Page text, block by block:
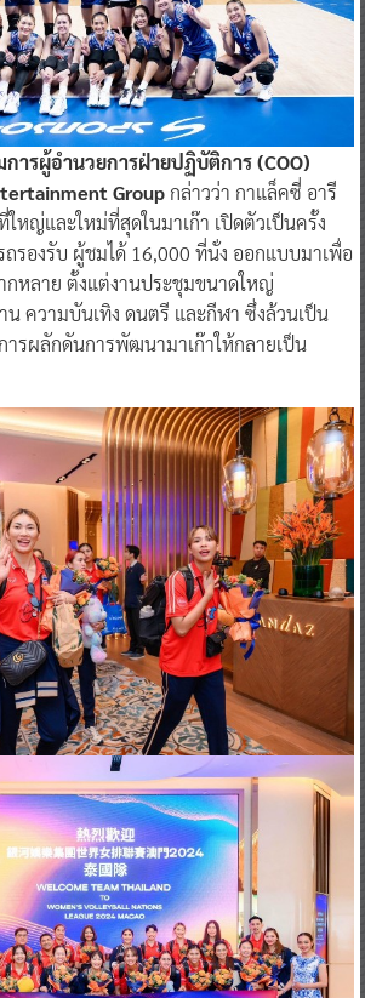
การผู้อํานวยการฝ่ายปฏิบัติการ (COO)
Groupกล่าวว่า กาแล็คซี่ อารี
หญ่และใหม่ที่สุดในมาเก๊า เปิดตัวเป็นครั้ง
รองรับ ผู้ชมได้ 16,000 ที่นั่ง ออกแบบมาเพื่อ
กหลาย ตั้งแต่งานประชุมขนาดใหญ่
ความบันเทิง ดนตรี และกีฬา ซึ่งล้วนเป็น